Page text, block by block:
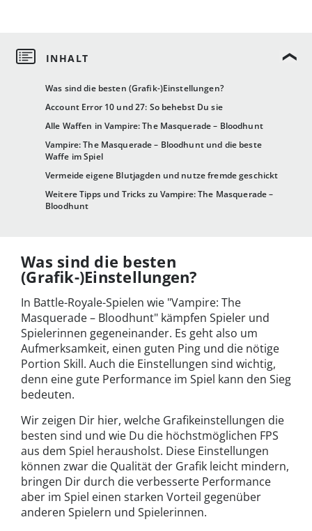
Was sind die besten (Grafik-)Einstellungen?
Account Error 10 und 27: So behebst Du sie
Alle Waffen in Vampire: The Masquerade – Bloodhunt
Vampire: The Masquerade – Bloodhunt und die beste
Waffe im Spiel
Vermeide eigene Blutjagden und nutze fremde geschickt
Weitere Tipps und Tricks zu Vampire: The Masquerade –
Bloodhunt
Was sind die besten
(Grafik-)Einstellungen?
In Battle-Royale-Spielen wie "Vampire: The
Masquerade – Bloodhunt" kämpfen Spieler und
Spielerinnen gegeneinander. Es geht also um
Aufmerksamkeit, einen guten Ping und die nötige
Portion Skill. Auch die Einstellungen sind wichtig,
denn eine gute Performance im Spiel kann den Sieg
bedeuten.
Wir zeigen Dir hier, welche Grafikeinstellungen die
besten sind und wie Du die höchstmöglichen FPS
aus dem Spiel herausholst. Diese Einstellungen
können zwar die Qualität der Grafik leicht mindern,
bringen Dir durch die verbesserte Performance
aber im Spiel einen starken Vorteil gegenüber
anderen Spielern und Spielerinnen.